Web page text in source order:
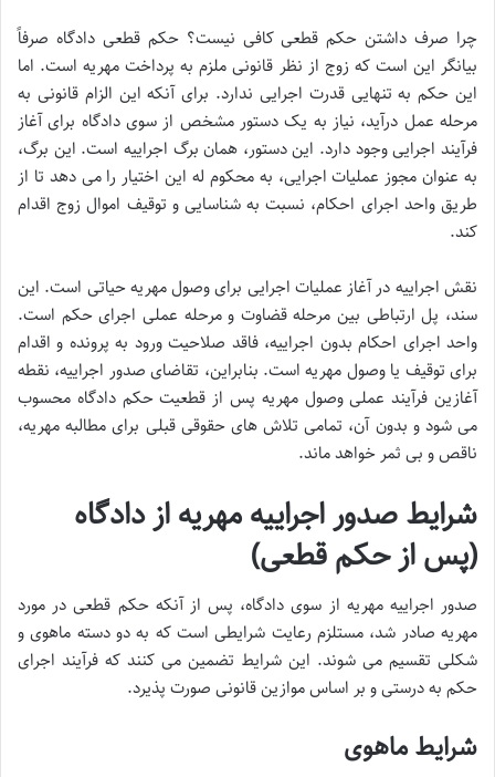
چرا صرف داشتن حکم قطعی کافی نیست؟ حکم قطعی دادگاه صرفاً
بیانگر این است که زوج از نظر قانونی ملزم به پرداخت مهریه است. اما
این حکم به تنهایی قدرت اجرایی ندارد. برای آنکه این الزام قانونی به
مرحله عمل درآید، نیاز به یک دستور مشخص از سوی دادگاه برای آغاز
فرآیند اجرایی وجود دارد. این دستور، همان برگ اجراییه است. این برگ،
به عنوان مجوز عملیات اجرایی، به محکوم له این اختیار را می دهد تا از
طریق واحد اجرای احکام، نسبت به شناسایی و توقیف اموال زوج اقدام
کند.
نقش اجراییه در آغاز عملیات اجرایی برای وصول مهریه حیاتی است. این
سند، پل ارتباطی بین مرحله قضاوت و مرحله عملی اجرای حکم است.
واحد اجرای احکام بدون اجراییه، فاقد صلاحیت ورود به پرونده و اقدام
برای توقیف یا وصول مهریه است. بنابراین، تقاضای صدور اجراییه، نقطه
آغازین فرآیند عملی وصول مهریه پس از قطعیت حکم دادگاه محسوب
می شود و بدون آن، تمامی تلاش های حقوقی قبلی برای مطالبه مهریه،
ناقص و بی ثمر خواهد ماند.
شرایط صدور اجراییه مهریه از دادگاه
(پس از حکم قطعی)
صدور اجراییه مهریه از سوی دادگاه، پس از آنکه حکم قطعی در مورد
مهریه صادر شد، مستلزم رعایت شرایطی است که به دو دسته ماهوی و
شکلی تقسیم می شوند. این شرایط تضمین می کنند که فرآیند اجرای
حکم به درستی و بر اساس موازین قانونی صورت پذیرد.
شرایط ماهوی